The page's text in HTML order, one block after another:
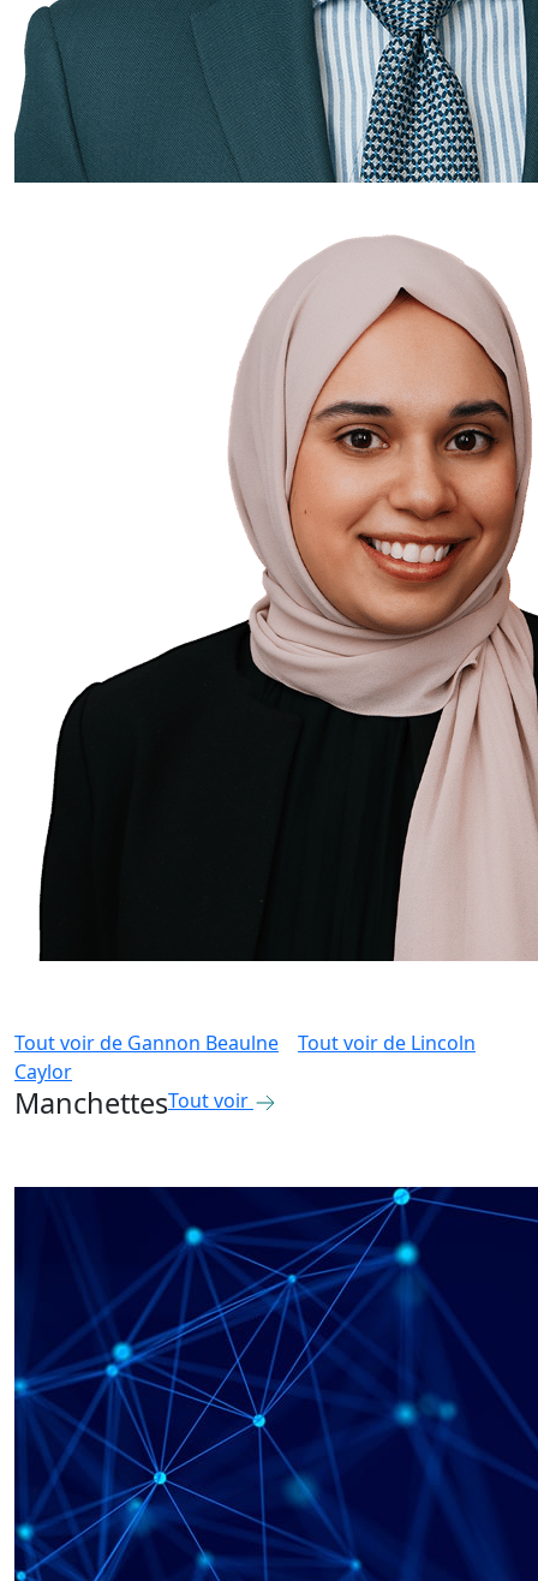
Tout voir de Gannon Beaulne Tout voir de Lincoln
Caylor
ManchettesTout voir